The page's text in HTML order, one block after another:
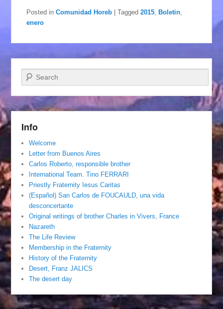
Posted in Comunidad Horeb |Tagged 2015 Boletin
enero
Search
Info
Welcome
Letter from Buenos Aires
Carlos Roberto, responsible brother
International Team. Tino FERRARI
Priestly Fraternity Iesus Caritas
(Español) San Carlos de FOUCAULD, una vida
desconcertante
Original writings of brother Charles in Vivers, France
Nazareth
The Life Review
Membership in the Fraternity
History of the Fraternity
Desert, Franz JALICS
The desert day